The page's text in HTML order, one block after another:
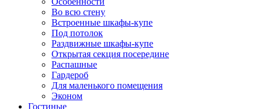
Во всю стену
Встроенные шкафы-купе
Под потолок
Раздвижные шкафы-купе
Открытая секция посередине
Распашные
Гардероб
Для маленького помещения
Эконом
Гостиные